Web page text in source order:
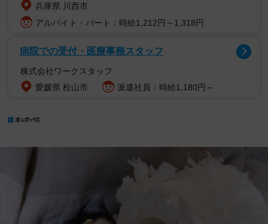
兵庫県 川西市
アルバイト・パート：時給1,212円～1,318円
病院での受付・医療事務スタッフ
株式会社ワークスタッフ
愛媛県 松山市
派遣社員：時給1,180円～